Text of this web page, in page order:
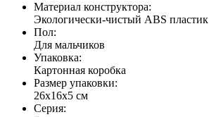
Материал конструктора:
Экологически-чистый ABS пластик
Пол:
Для мальчиков
Упаковка:
Картонная коробка
Размер упаковки:
26x16x5 см
Серия: